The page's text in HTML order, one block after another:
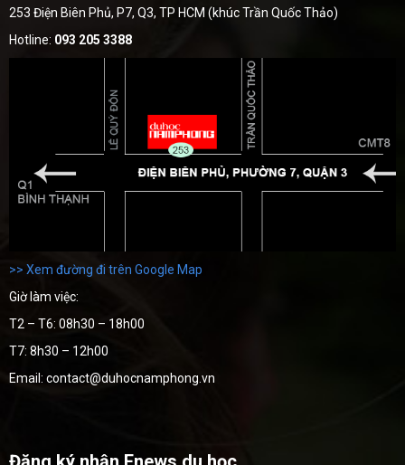
253 Điện Biên Phủ, P7, Q3, TP HCM (khúc Trần Quốc Thảo)
Hotline: 093 205 3388
>> Xem đường đi trên Google Map
Giờ làm việc:
T2 – T6: 08h30 – 18h00
T7: 8h30 – 12h00
Email: contact@duhocnamphong.vn